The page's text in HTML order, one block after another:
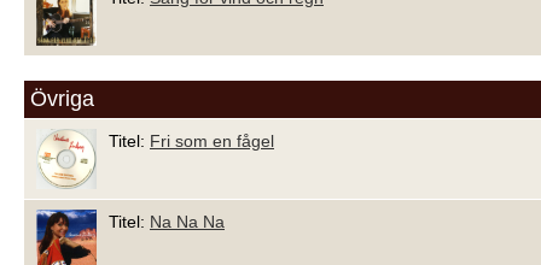
Övriga
Titel: Fri som en fågel
Titel: Na Na Na